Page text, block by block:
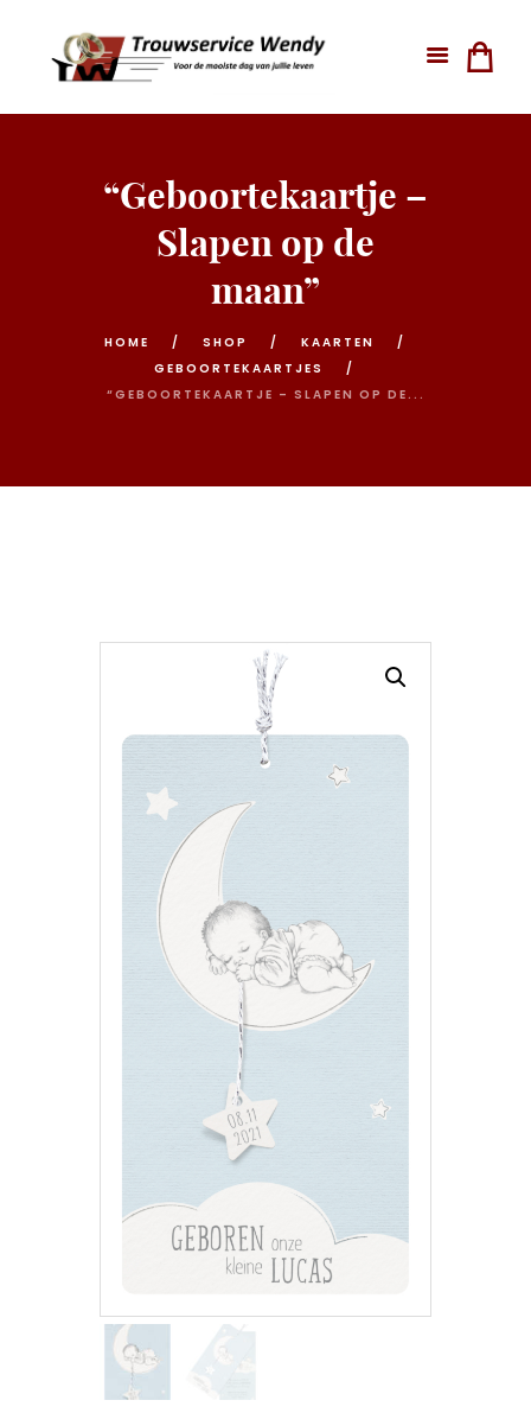
“Geboortekaartje –
Slapen op de
maan”
HOME SHOP
KAARTEN
GEBOORTEKAARTJES
“GEBOORTEKAARTJE – SLAPEN OP DE...